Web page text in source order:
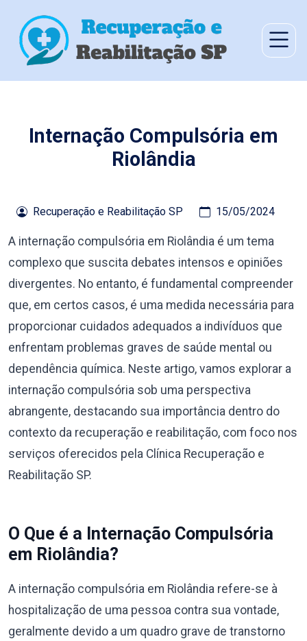
Internação Compulsória em
Riolândia
Recuperação e Reabilitação SP 15/05/2024
A internação compulsória em Riolândia é um tema
complexo que suscita debates intensos e opiniões
divergentes. No entanto, é fundamental compreender
que, em certos casos, é uma medida necessária para
proporcionar cuidados adequados a indivíduos que
enfrentam problemas graves de saúde mental ou
dependência química. Neste artigo, vamos explorar a
internação compulsória sob uma perspectiva
abrangente, destacando sua importância dentro do
contexto da recuperação e reabilitação, com foco nos
serviços oferecidos pela Clínica Recuperação e
Reabilitação SP.
O Que é a Internação Compulsória
em Riolândia?
A internação compulsória em Riolândia refere-se à
hospitalização de uma pessoa contra sua vontade,
geralmente devido a um quadro grave de transtorno